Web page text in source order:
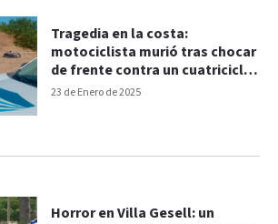
23 de Enero de 2025
Tragedia en la costa:
motociclista murió tras chocar
de frente contra un cuatriciclo
en los médanos
Horror en Villa Gesell: un